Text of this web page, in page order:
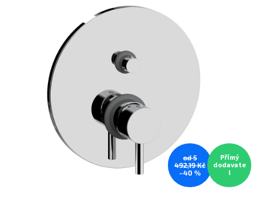
od 5
492,19 Kč
–40 %
Přímý
dodavate
l